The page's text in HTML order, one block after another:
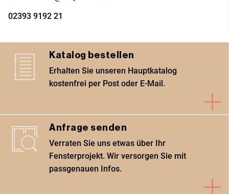
02393 9192 21
Katalog bestellen
Erhalten Sie unseren Hauptkatalog
kostenfrei per Post oder E-Mail.
Anfrage senden
Verraten Sie uns etwas über Ihr
Fensterprojekt. Wir versorgen Sie mit
passgenauen Infos.